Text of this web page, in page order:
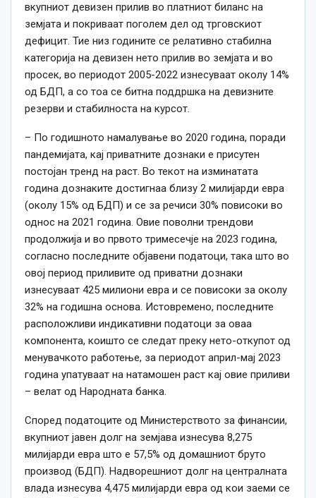
вкупниот девизен прилив во платниот биланс на
земјата и покриваат поголем дел од трговскиот
дефицит. Тие низ годините се релативно стабилна
категорија на девизен нето прилив во земјата и во
просек, во периодот 2005-2022 изнесуваат околу 14%
од БДП, а со тоа се битна поддршка на девизните
резерви и стабилноста на курсот.
– По годишното намалување во 2020 година, поради
пандемијата, кај приватните дознаки е присутен
постојан тренд на раст. Во текот на изминатата
година дознаките достигнаа близу 2 милијарди евра
(околу 15% од БДП) и се за речиси 30% повисоки во
однос на 2021 година. Овие поволни трендови
продолжија и во првото тримесечје на 2023 година,
согласно последните објавени податоци, така што во
овој период приливите од приватни дознаки
изнесуваат 425 милиони евра и се повисоки за околу
32% на годишна основа. Истовремено, последните
расположливи индикативни податоци за оваа
компонента, коишто се следат преку нето-откупот од
менувачкото работење, за периодот април-мај 2023
година упатуваат на натамошен раст кај овие приливи
– велат од Народната банка.
Според податоците од Министерството за финансии,
вкупниот јавен долг на земјава изнесува 8,275
милијарди евра што е 57,5% од домашниот бруто
производ (БДП). Надворешниот долг на централната
влада изнесува 4,475 милијарди евра од кои заеми се